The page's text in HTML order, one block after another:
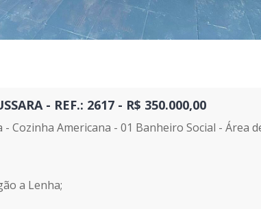
- REF.: 2617 - R$ 350.000,00
Cozinha Americana - 01 Banheiro Social - Área
a Lenha;